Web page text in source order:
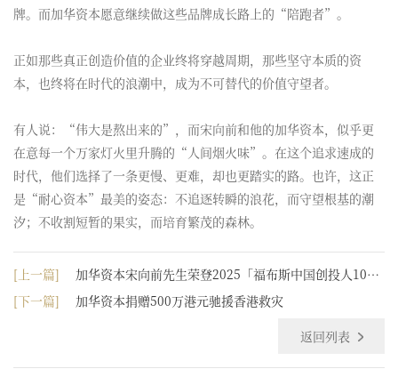
牌。而加华资本愿意继续做这些品牌成长路上的“陪跑者”。
正如那些真正创造价值的企业终将穿越周期，那些坚守本质的资
本，也终将在时代的浪潮中，成为不可替代的价值守望者。
有人说：“伟大是熬出来的”，而宋向前和他的加华资本，似乎更
在意每一个万家灯火里升腾的“人间烟火味”。在这个追求速成的
时代，他们选择了一条更慢、更难，却也更踏实的路。也许，这正
是“耐心资本”最美的姿态：不追逐转瞬的浪花，而守望根基的潮
汐；不收割短暂的果实，而培育繁茂的森林。
[上一篇]
加华资本宋向前先生荣登2025「福布斯中国创投人10
0」
[下一篇]
加华资本捐赠500万港元驰援香港救灾
返回列表